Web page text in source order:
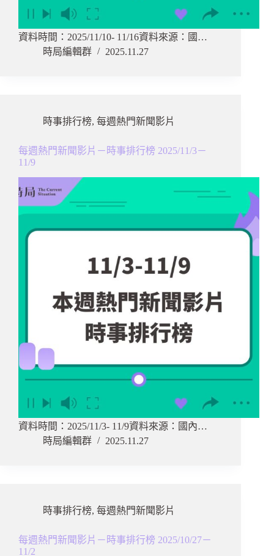
資料時間：2025/11/10- 11/16資料來源：國…
時局編輯群
2025.11.27
時事排行榜, 每週熱門新聞影片
每週熱門新聞影片－時事排行榜 2025/11/3－
11/9
資料時間：2025/11/3- 11/9資料來源：國內…
時局編輯群
2025.11.27
時事排行榜, 每週熱門新聞影片
每週熱門新聞影片－時事排行榜 2025/10/27－
11/2